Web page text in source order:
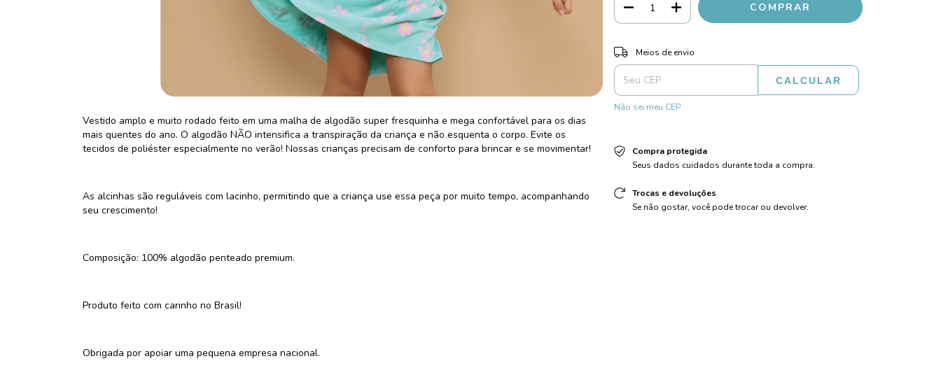
Vestido amplo e muito rodado feito em uma malha de algodão super fresquinha e mega confortável para os dias
mais quentes do ano. O algodão NÃO intensifica a transpiração da criança e não esquenta o corpo. Evite os
tecidos de poliéster especialmente no verão! Nossas crianças precisam de conforto para brincar e se movimentar!
As alcinhas são reguláveis com lacinho, permitindo que a criança use essa peça por muito tempo, acompanhando
seu crescimento!
Composição: 100% algodão penteado premium.
Produto feito com carinho no Brasil!
Obrigada por apoiar uma pequena empresa nacional.
Entregas para o CEP:
Meios de envio
CALCULAR
Não sei meu CEP
Compra protegida
Seus dados cuidados durante toda a compra.
Trocas e devoluções
Se não gostar, você pode trocar ou devolver.